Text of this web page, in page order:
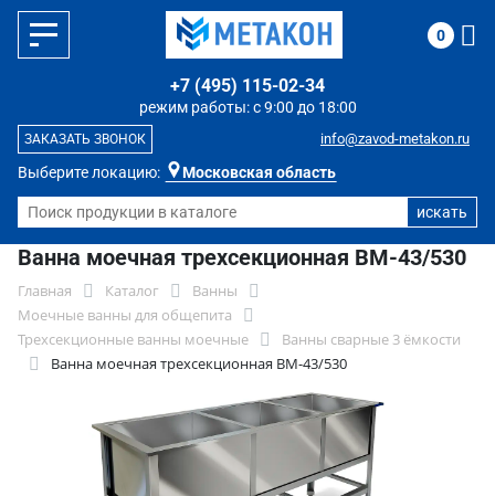
Выберите локацию: Московская область
режим работы: с 9:00 до 18:00
+7 (495) 115-02-34
info@zavod-metakon.ru
ЗАКАЗАТЬ ЗВОНОК
0
Ванна моечная трехсекционная ВМ-43/530
Главная Каталог
Ванны
Моечные ванны для общепита
Трехсекционные ванны моечные
Ванны сварные 3 ёмкости
Ванна моечная трехсекционная ВМ-43/530